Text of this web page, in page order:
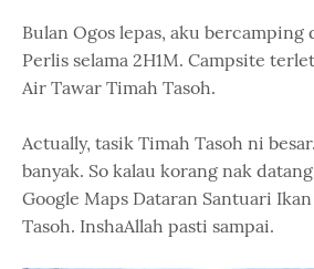
Bulan Ogos lepas, aku bercamping
Perlis selama 2H1M. Campsite
Air Tawar Timah Tasoh.
Actually, tasik Timah Tasoh ni
banyak. So kalau korang nak
Google Maps Dataran Santuari
Tasoh. InshaAllah pasti sampai.